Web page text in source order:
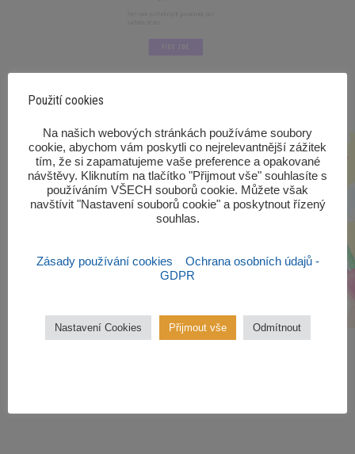
Použití cookies
‎Na našich webových stránkách používáme soubory
cookie, abychom vám poskytli co nejrelevantnější zážitek
tím, že si zapamatujeme vaše preference a opakované
návštěvy. Kliknutím na tlačítko "Přijmout vše" souhlasíte s
používáním VŠECH souborů cookie. Můžete však
navštívit "Nastavení souborů cookie" a poskytnout řízený
souhlas.‎
Zásady používání cookies
Ochrana osobních údajů -
GDPR
Nastavení Cookies Přijmout vše Odmítnout